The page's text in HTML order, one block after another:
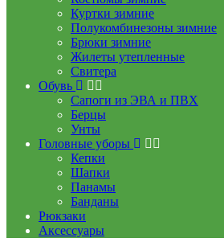
Куртки зимние
Полукомбинезоны зимние
Брюки зимние
Жилеты утепленные
Свитера
Обувь
Сапоги из ЭВА и ПВХ
Берцы
Унты
Головные уборы
Кепки
Шапки
Панамы
Банданы
Рюкзаки
Аксессуары